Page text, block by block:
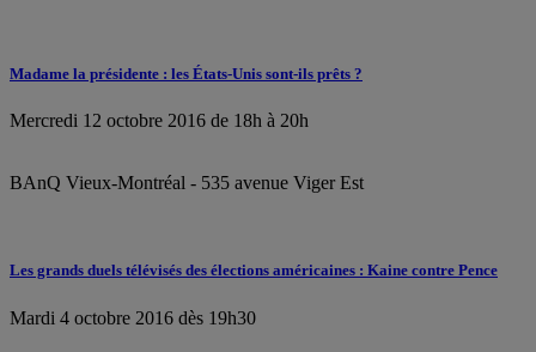
Madame la présidente : les États-Unis sont-ils prêts ?
Mercredi 12 octobre 2016 de 18h à 20h
BAnQ Vieux-Montréal - 535 avenue Viger Est
Les grands duels télévisés des élections américaines : Kaine contre Pence
Mardi 4 octobre 2016 dès 19h30